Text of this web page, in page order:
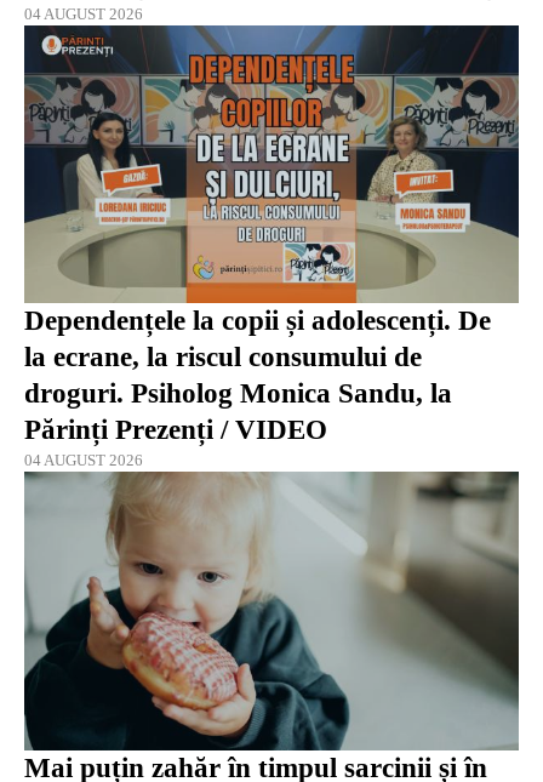
04 AUGUST 2026
Dependențele la copii și adolescenți. De
la ecrane, la riscul consumului de
droguri. Psiholog Monica Sandu, la
Părinți Prezenți / VIDEO
04 AUGUST 2026
Mai puțin zahăr în timpul sarcinii și în